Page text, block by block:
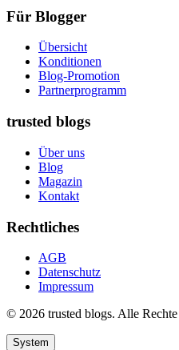
Für Blogger
Übersicht
Konditionen
Blog-Promotion
Partnerprogramm
trusted blogs
Über uns
Blog
Magazin
Kontakt
Rechtliches
AGB
Datenschutz
Impressum
© 2026 trusted blogs. Alle
System